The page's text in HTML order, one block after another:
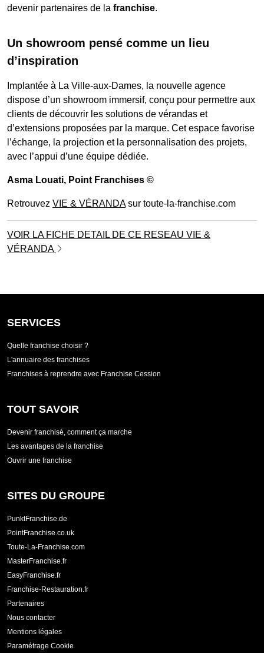
devenir partenaires de la franchise.
Un showroom pensé comme un lieu
d’inspiration
Implantée à La Ville-aux-Dames, la nouvelle agence
dispose d’un showroom immersif, conçu pour permettre aux
clients de découvrir les solutions de vérandas et
d’extensions proposées par la marque. Cet espace favorise
l’échange, la projection et la personnalisation des projets,
avec l’appui d’une équipe dédiée.
Asma Louati, Point Franchises ©
Retrouvez VIE & VÉRANDAsur toute-la-franchise.com
VOIR LA FICHE DETAIL DE CE RESEAU VIE &
VÉRANDA
SERVICES
Quelle franchise choisir ?
L'annuaire des franchises
Franchises à reprendre avec Franchise Cession
TOUT SAVOIR
Devenir franchisé, comment ça marche
Les avantages de la franchise
Ouvrir une franchise
SITES DU GROUPE
PunktFranchise.de
PointFranchise.co.uk
Toute-La-Franchise.com
MasterFranchise.fr
EasyFranchise.fr
Franchise-Restauration.fr
Partenaires
Nous contacter
Mentions légales
Paramétrage Cookie